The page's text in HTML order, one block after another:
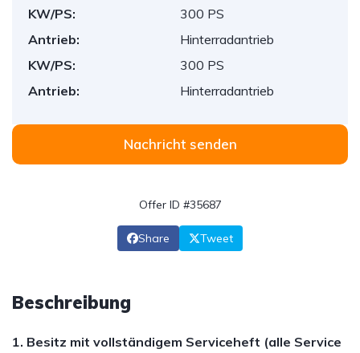
KW/PS:
300 PS
Antrieb:
Hinterradantrieb
KW/PS:
300 PS
Antrieb:
Hinterradantrieb
Nachricht senden
Offer ID #35687
Share Tweet
Beschreibung
1. Besitz mit vollständigem Serviceheft (alle Service